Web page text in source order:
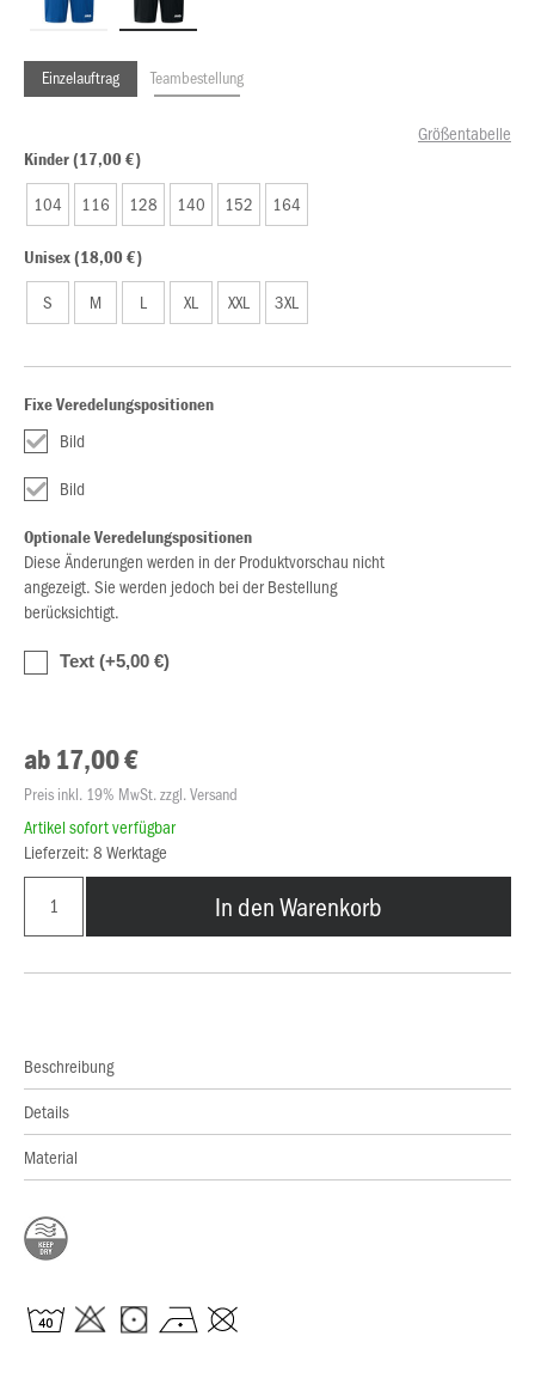
Einzelauftrag Teambestellung
Größentabelle
Kinder (17,00 €)
104 116 128 140 152 164
Unisex (18,00 €)
S M L XL XXL 3XL
Fixe Veredelungspositionen
Bild
Bild
Optionale Veredelungspositionen
Diese Änderungen werden in der Produktvorschau nicht
angezeigt. Sie werden jedoch bei der Bestellung
berücksichtigt.
Text (+5,00 €)
ab 17,00 €
Preis inkl. 19% MwSt. zzgl. Versand
Artikel sofort verfügbar
Lieferzeit: 8 Werktage
In den Warenkorb
Beschreibung
Details
Material